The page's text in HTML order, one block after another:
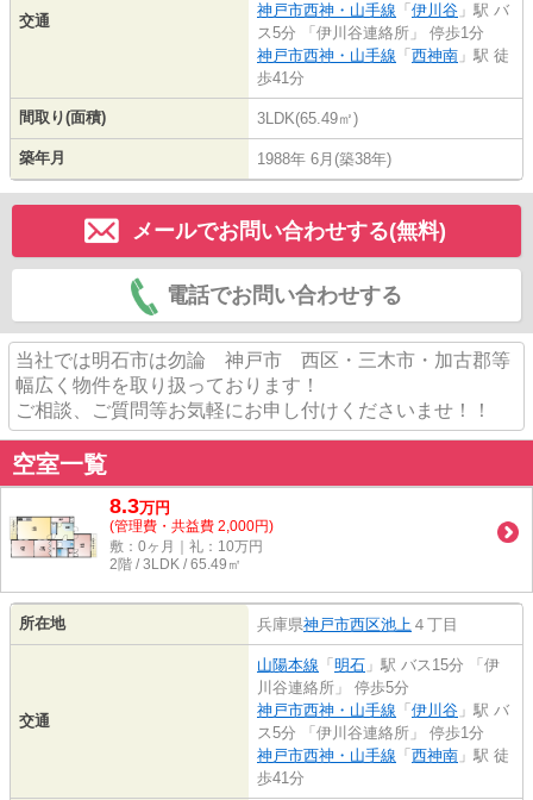
交通
神戸市西神・山手線 「 伊川谷 」駅 バ
ス5分 「伊川谷連絡所」 停歩1分
神戸市西神・山手線 「 西神南 」駅 徒
歩41分
間取り(面積) 3LDK(65.49㎡)
築年月 1988年 6月(築38年)
メールでお問い合わせする(無料)
電話でお問い合わせする
当社では明石市は勿論 神戸市 西区・三木市・加古郡等
幅広く物件を取り扱っております！
ご相談、ご質問等お気軽にお申し付けくださいませ！！
空室一覧
8.3万円
(管理費・共益費 2,000円)
敷：0ヶ月｜礼：10万円
2階 / 3LDK / 65.49㎡
所在地 兵庫県神戸市西区池上 ４丁目
交通
山陽本線 「 明石 」駅 バス15分 「伊
川谷連絡所」 停歩5分
神戸市西神・山手線 「 伊川谷 」駅 バ
ス5分 「伊川谷連絡所」 停歩1分
神戸市西神・山手線 「 西神南 」駅 徒
歩41分